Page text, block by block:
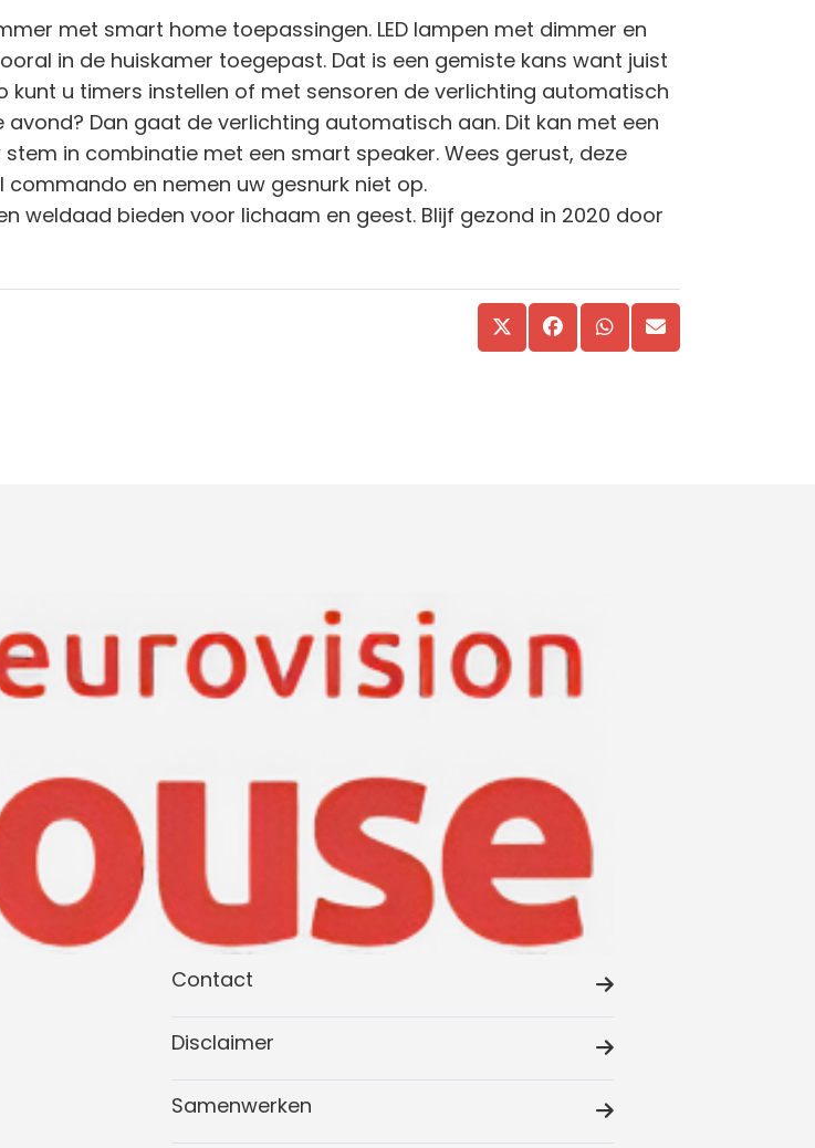
met smart home toepassingen. LED lampen met dimmer en
in de huiskamer toegepast. Dat is een gemiste kans want juist
kunt u timers instellen of met sensoren de verlichting automatisch
Dan gaat de verlichting automatisch aan. Dit kan met een
in combinatie met een smart speaker. Wees gerust, deze
en nemen uw gesnurk niet op.
weldaad bieden voor lichaam en geest. Blijf gezond in 2020 door
Contact
Disclaimer
Samenwerken